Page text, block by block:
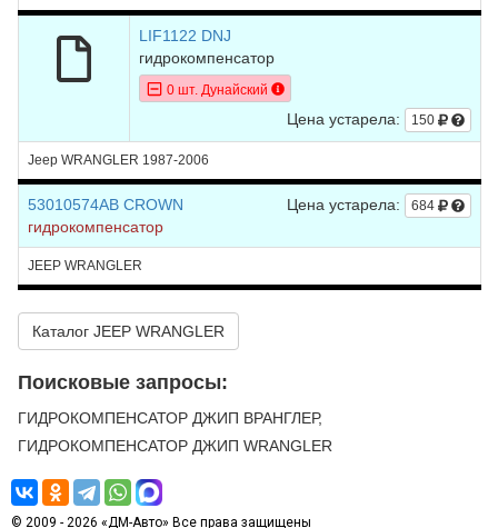
LIF1122 DNJ
гидрокомпенсатор
0 шт. Дунайский
Цена устарела: 150
Jeep WRANGLER 1987-2006
Цена устарела: 684
53010574AB CROWN
гидрокомпенсатор
JEEP WRANGLER
Каталог JEEP WRANGLER
Поисковые запросы:
ГИДРОКОМПЕНСАТОР ДЖИП ВРАНГЛЕР,
ГИДРОКОМПЕНСАТОР ДЖИП WRANGLER
© 2009 - 2026 «ДМ-Авто» Все права защищены